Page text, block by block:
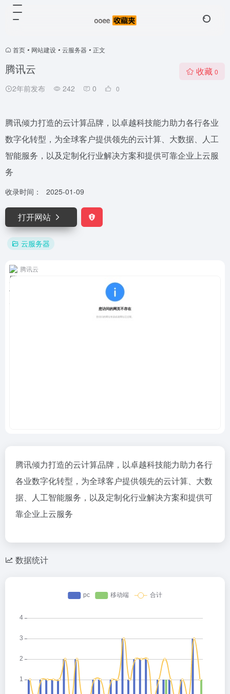
首页 • 网站建设 • 云服务器 • 正文
腾讯云
2年前发布 242 0 0
收藏 0
腾讯倾力打造的云计算品牌，以卓越科技能力助力各行各业
数字化转型，为全球客户提供领先的云计算、大数据、人工
智能服务，以及定制化行业解决方案和提供可靠企业上云服
务
收录时间： 2025-01-09
打开网站
云服务器
腾讯云
腾讯倾力打造的云计算品牌，以卓越科技能力助力各行
各业数字化转型，为全球客户提供领先的云计算、大数
据、人工智能服务，以及定制化行业解决方案和提供可
靠企业上云服务
数据统计